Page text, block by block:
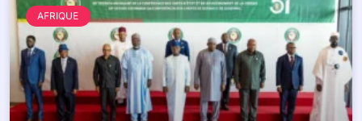
AFRIQUE